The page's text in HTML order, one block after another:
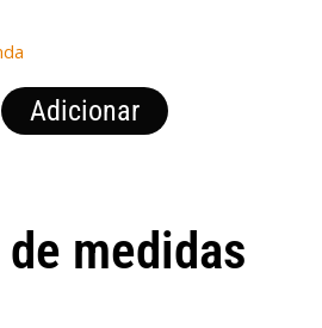
Adicionar
medidas